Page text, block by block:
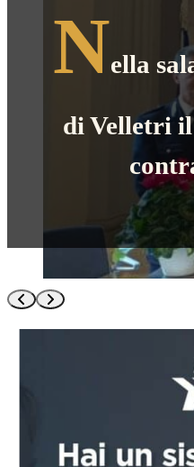
Nella
di Velletri il